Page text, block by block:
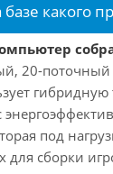
базе какого
20-поточный
под
для сборки